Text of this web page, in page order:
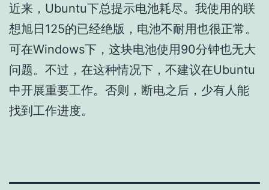
近来，Ubuntu下总提示电池耗尽。我使用的联
想旭日125的已经绝版，电池不耐用也很正常。
可在Windows下，这块电池使用90分钟也无大
问题。不过，在这种情况下，不建议在Ubuntu
中开展重要工作。否则，断电之后，少有人能
找到工作进度。